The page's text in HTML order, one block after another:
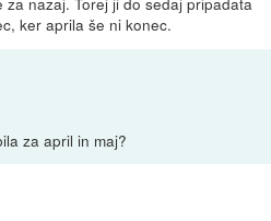
ker aprila še ni konec.
za april in maj?